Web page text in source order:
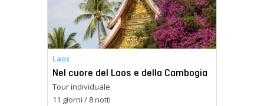
Laos
Nel cuore del Laos e della Cambogia
Tour individuale
11 giorni / 8 notti